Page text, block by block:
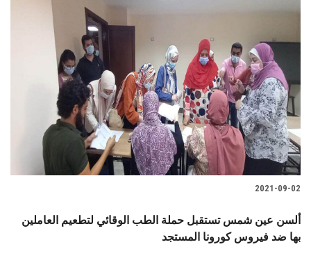
2021-09-02
ألسن عين شمس تستقبل حملة الطب الوقائي لتطعيم العاملين
بها ضد فيروس كورونا المستجد